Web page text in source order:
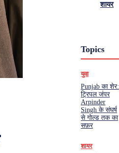
शायर
Topics
युवा
Punjab का शेर:
ट्रिपल जंपर
Arpinder
Singh के संघर्ष
से गोल्ड तक का
सफ़र
शायर